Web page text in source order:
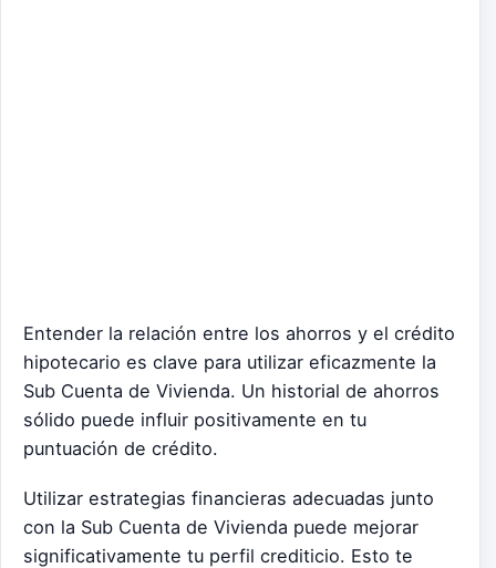
Entender la relación entre los ahorros y el crédito
hipotecario es clave para utilizar eficazmente la
Sub Cuenta de Vivienda. Un historial de ahorros
sólido puede influir positivamente en tu
puntuación de crédito.
Utilizar estrategias financieras adecuadas junto
con la Sub Cuenta de Vivienda puede mejorar
significativamente tu perfil crediticio. Esto te